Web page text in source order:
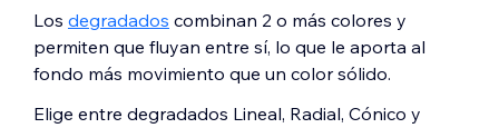
Los degradados combinan 2 o más colores y
permiten que fluyan entre sí, lo que le aporta al
fondo más movimiento que un color sólido.
Elige entre degradados Lineal, Radial, Cónico y